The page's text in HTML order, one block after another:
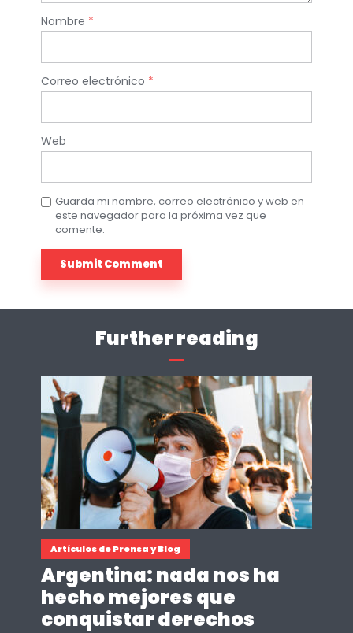
Nombre *
Correo electrónico *
Web
Guarda mi nombre, correo electrónico y web en
este navegador para la próxima vez que
comente.
Further reading
Artículos de Prensa y Blog
Argentina: nada nos ha
hecho mejores que
conquistar derechos